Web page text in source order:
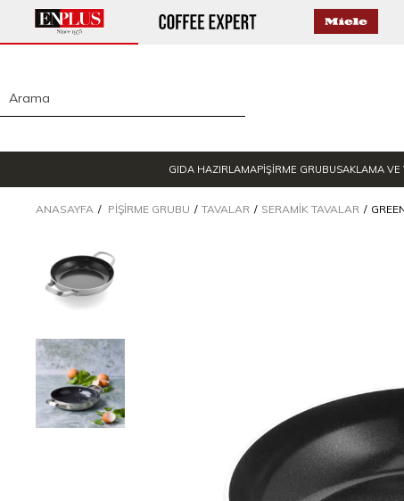
GIDA HAZIRLAMAPİŞİRME GRUBUSAKLAMA VE
ANASAYFA PIŞIRME GRUBU TAVALAR SERAMIK TAVALAR